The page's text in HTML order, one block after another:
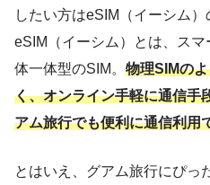
したい方はeSIM（イーシム）
eSIM（イーシム）とは、ス
体一体型のSIM。 物理SIMの
く、オンライン手軽に通信手
アム旅行でも便利に通信利用
とはいえ、グアム旅行にぴっ